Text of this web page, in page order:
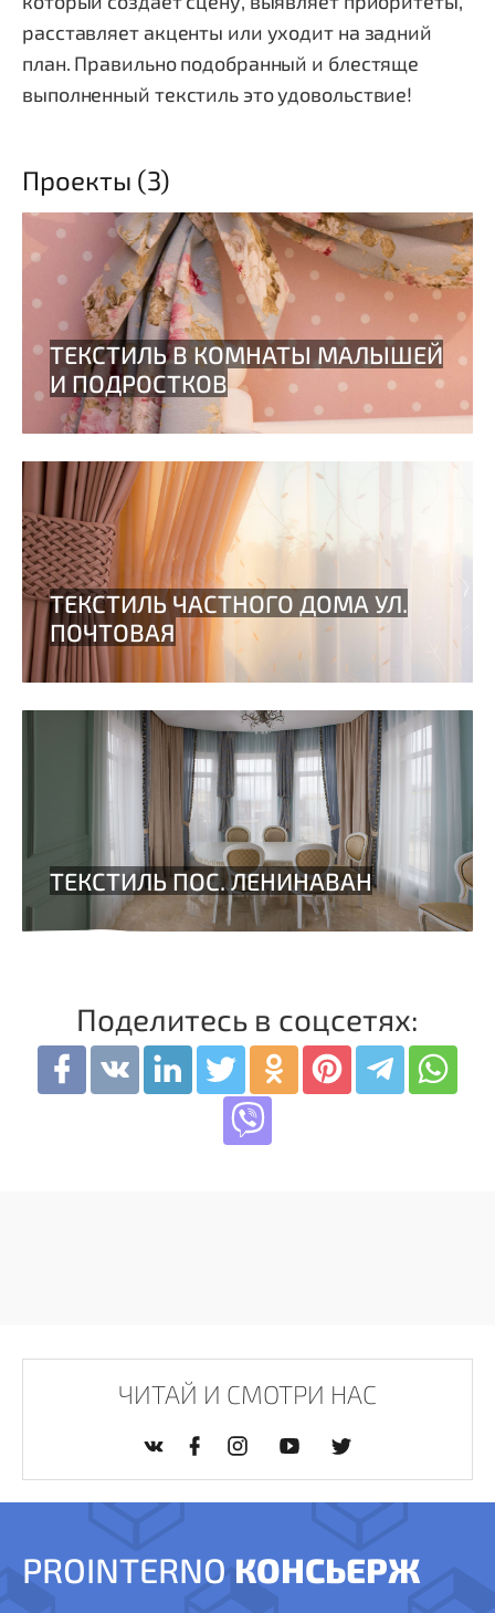
расставляет акценты или уходит на задний
план. Правильно подобранный и блестяще
выполненный текстиль это удовольствие!
Проекты (3)
Поделитесь в соцсетях:
ЧИТАЙ И СМОТРИ НАС
PROINTERNO КОНСЬЕРЖ